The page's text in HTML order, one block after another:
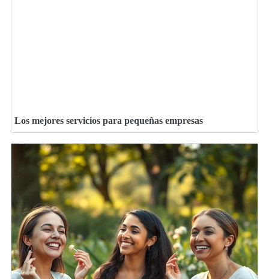
Los mejores servicios para pequeñas empresas